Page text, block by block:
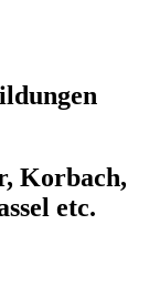
Korbach,
etc.